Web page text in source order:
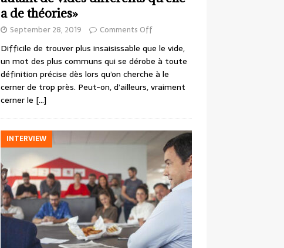
a de théories»
September 28, 2019 Comments Off
Difficile de trouver plus insaisissable que le vide,
un mot des plus communs qui se dérobe à toute
définition précise dès lors qu’on cherche à le
cerner de trop près. Peut-on, d’ailleurs, vraiment
cerner le […]
INTERVIEW